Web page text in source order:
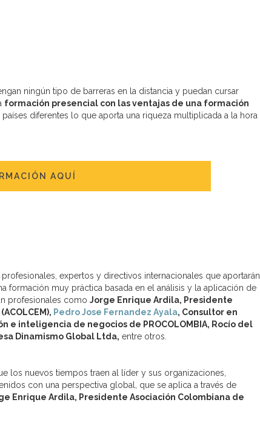
ningún tipo de barreras en la distancia y puedan cursar
formación presencial con las ventajas de una formación
diferentes lo que aporta una riqueza multiplicada a la hora
AQUÍ
expertos y directivos internacionales que aportarán
formación muy práctica basada en el análisis y la aplicación de
profesionales como Jorge Enrique Ardila, Presidente
Pedro Jose Fernandez Ayala, Consultor en
inteligencia de negocios de PROCOLOMBIA, Rocío del
Dinamismo Global Ltda, entre otros.
los nuevos tiempos traen al líder y sus organizaciones,
con una perspectiva global, que se aplica a través de
Enrique Ardila, Presidente Asociación Colombiana de